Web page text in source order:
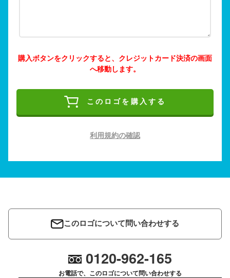
購入ボタンをクリックすると、クレジットカード決済の画面
へ移動します。
このロゴを購入する
利用規約の確認
このロゴについて問い合わせする
0120-962-165
お電話で、このロゴについて問い合わせする